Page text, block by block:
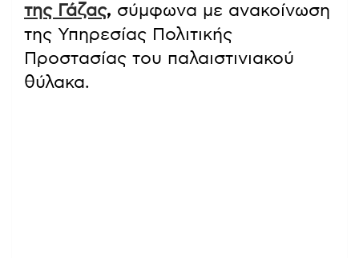
της Γάζας, σύμφωνα με ανακοίνωση
της Υπηρεσίας Πολιτικής
Προστασίας του παλαιστινιακού
θύλακα.